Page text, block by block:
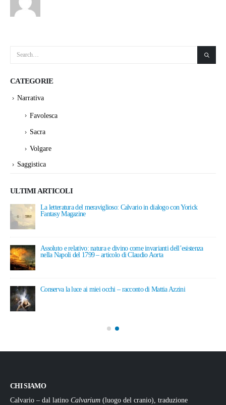
CATEGORIE
Narrativa
Favolesca
Sacra
Volgare
Saggistica
ULTIMI ARTICOLI
La letteratura del meraviglioso: Calvario in dialogo con Yorick
Fantasy Magazine
Assoluto e relativo: natura e divino come invarianti dell’esistenza
nella Napoli del 1799 – articolo di Claudio Aorta
Conserva la luce ai miei occhi – racconto di Mattia Azzini
CHI SIAMO
Calvario – dal latino Calvarium (luogo del cranio), traduzione